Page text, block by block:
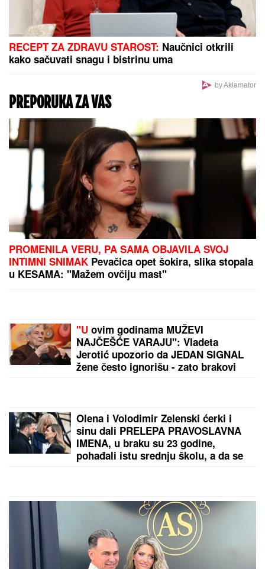
"Specijalan pozdrav za Slobu Vasića, Minu Kostić i
celo F odeljenje u Lazi" Vuk Mob opet šokira
izjavom!
CECA STIGLA U CRNU GORU! Ušik izdanju došla
na aerodrom, sačekao je crni kombi: "U papučama
RECEPT ZA ZDRAVU STAROST:Naučnici otkrili
kako sačuvati snagu i bistrinu uma
PREPORUKA ZA VAS